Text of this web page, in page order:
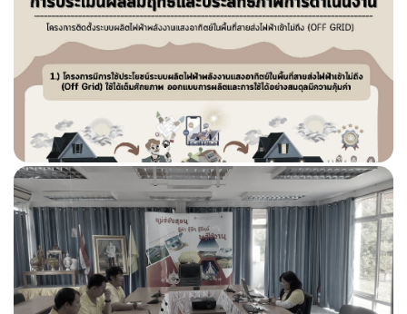
KM
ข้อมูลเปิดสาธารณะ
บัญชีข้อมูลเปิดสาธารณะ สป.พน.
Integrity and Transparency Assessment: ITA